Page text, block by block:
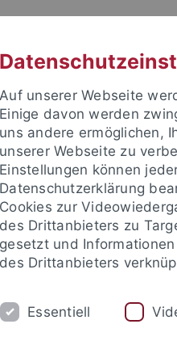
Astrophysik
Astrophysik
Auf unserer Webseite
Einige davon werden
uns andere ermöglichen,
unserer Webseite zu
Einstellungen können
Datenschutzerklärung
Cookies zur
des Drittanbieters zu
gesetzt und
des Drittanbieters
Essentiell